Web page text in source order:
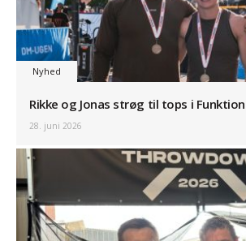
Nyhed
Rikke og Jonas strøg til tops i
28. juni 2026